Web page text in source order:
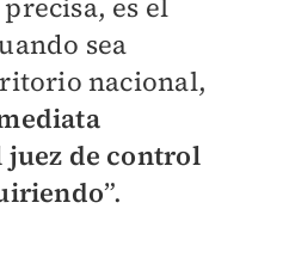
es el
sea
nacional,
de control
”.